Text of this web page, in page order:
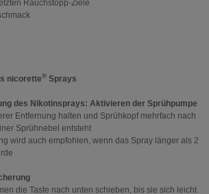
Rauchstopp-Ziele
nicorette®Sprays
des Nikotinsprays: Aktivieren der Sprühpumpe
halten und Sprühkopf mehrfach nach
Sprühnebel entsteht
auch empfohlen, wenn das Spray länger als 2
Taste nach unten schieben, bis sie sich leicht